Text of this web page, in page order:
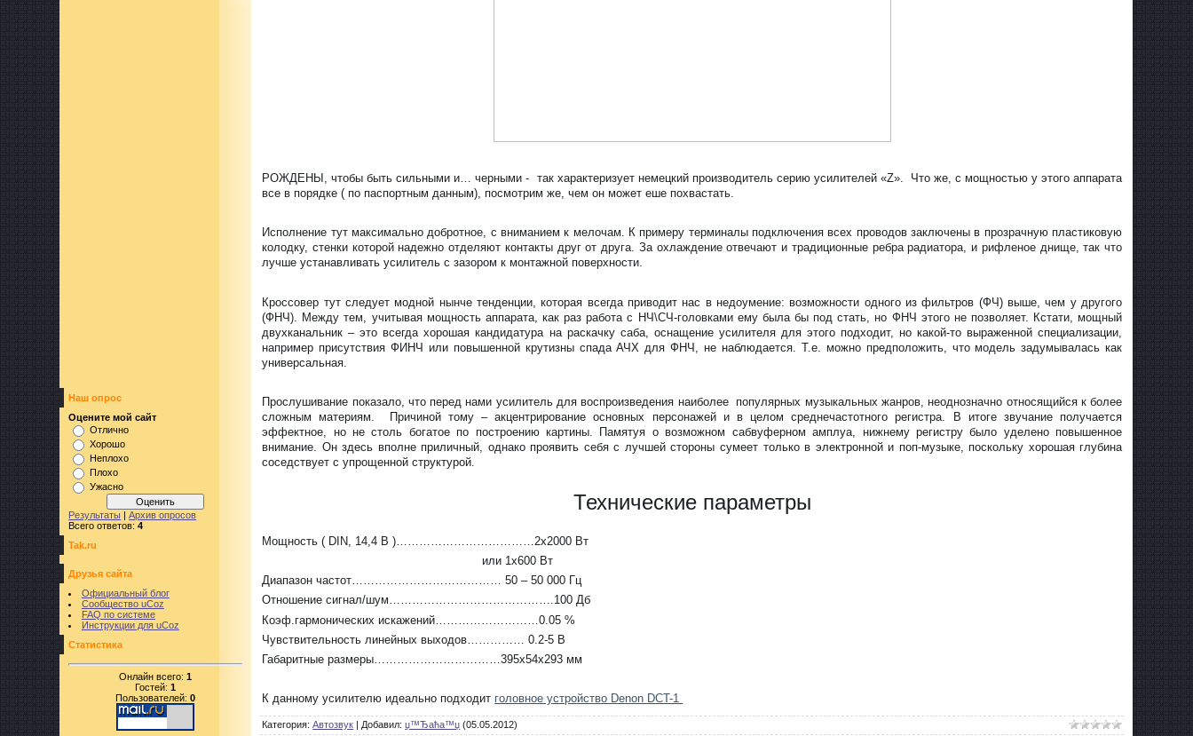
Наш опрос
Оцените мой сайт
Отлично
Хорошо
Неплохо
Плохо
Ужасно
Результаты |Архив опросов
Всего ответов:4
Tak.ru
Друзья сайта
Официальный блог
Сообщество uCoz
FAQ по системе
Инструкции для uCoz
Статистика
Онлайн всего:1
Гостей:1
Пользователей:0
РОЖДЕНЫ, чтобы быть сильными и… черными - так характеризует немецкий производитель серию усилителей «Z». Что же, с мощностью у этого аппарата
все в порядке ( по паспортным данным), посмотрим же, чем он может еше похвастать.
Исполнение тут максимально добротное, с вниманием к мелочам. К примеру терминалы подключения всех проводов заключены в прозрачную пластиковую
колодку, стенки которой надежно отделяют контакты друг от друга. За охлаждение отвечают и традиционные ребра радиатора, и рифленое днище, так что
лучше устанавливать усилитель с зазором к монтажной поверхности.
Кроссовер тут следует модной нынче тенденции, которая всегда приводит нас в недоумение: возможности одного из фильтров (ФЧ) выше, чем у другого
(ФНЧ). Между тем, учитывая мощность аппарата, как раз работа с НЧ\СЧ-головками ему была бы под стать, но ФНЧ этого не позволяет. Кстати, мощный
двухканальник – это всегда хорошая кандидатура на раскачку саба, оснащение усилителя для этого подходит, но какой-то выраженной специализации,
например присутствия ФИНЧ или повышенной крутизны спада АЧХ для ФНЧ, не наблюдается. Т.е. можно предположить, что модель задумывалась как
универсальная.
Прослушивание показало, что перед нами усилитель для воспроизведения наиболее популярных музыкальных жанров, неоднозначно относящийся к более
сложным материям. Причиной тому – акцентрирование основных персонажей и в целом среднечастотного регистра. В итоге звучание получается
эффектное, но не столь богатое по построению картины. Памятуя о возможном сабвуферном амплуа, нижнему регистру было уделено повышенное
внимание. Он здесь вполне приличный, однако проявить себя с лучшей стороны сумеет только в электронной и поп-музыке, поскольку хорошая глубина
соседствует с упрощенной структурой.
Технические параметры
Мощность ( DIN , 14,4 B )………………………………2х2000 Вт
или 1х600 Вт
Диапазон частот………………………………… 50 – 50 000 Гц
Отношение сигнал/шум…………………………………….100 Дб
Коэф.гармонических искажений………………………0.05 %
Чувствительность линейных выходов…………… 0.2-5 В
Габаритные размеры……………………………395х54х293 мм
К данному усилителю идеально подходит головное устройство Denon DCT-1
Категория:Автозвук | Добавил:џ™Ђaћa™џ (05.05.2012)